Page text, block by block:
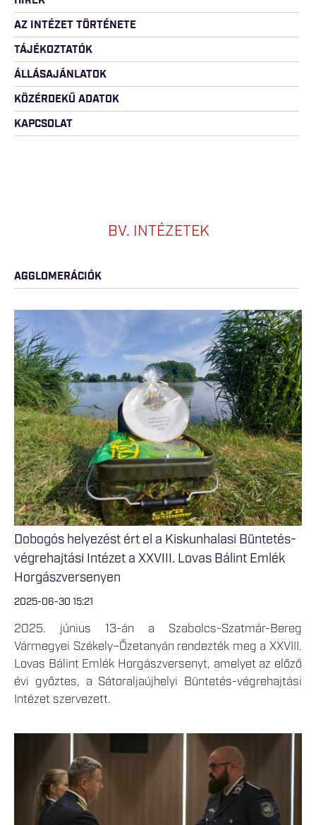
AZ INTÉZET TÖRTÉNETE
TÁJÉKOZTATÓK
ÁLLÁSAJÁNLATOK
KÖZÉRDEKŰ ADATOK
KAPCSOLAT
BV. INTÉZETEK
AGGLOMERÁCIÓK
Dobogós helyezést ért el a Kiskunhalasi Büntetés-
végrehajtási Intézet a XXVIII. Lovas Bálint Emlék
Horgászversenyen
2025-06-30 15:21
2025. június 13-án a Szabolcs-Szatmár-Bereg
Vármegyei Székely–Őzetanyán rendezték meg a XXVIII.
Lovas Bálint Emlék Horgászversenyt, amelyet az előző
évi győztes, a Sátoraljaújhelyi Büntetés-végrehajtási
Intézet szervezett.